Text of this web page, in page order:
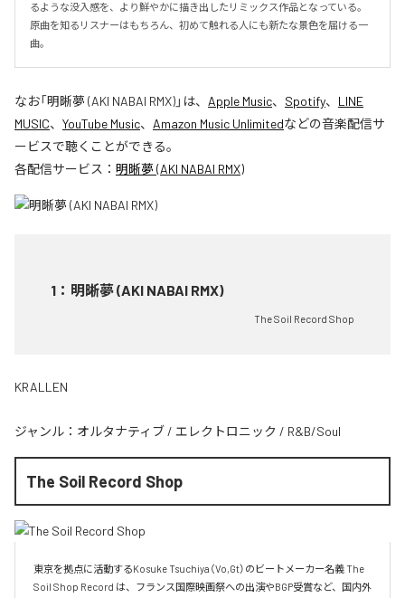
るような没入感を、より鮮やかに描き出したリミックス作品となっている。
原曲を知るリスナーはもちろん、初めて触れる人にも新たな景色を届ける一
曲。
なお「明晰夢 (AKI NABAI RMX)」は、 Apple Music、 Spotify、 LINE
MUSIC、 YouTube Music、 Amazon Music Unlimitedなどの音楽配信サ
ービスで聴くことができる。
各配信サービス： 明晰夢 (AKI NABAI RMX)
1 ： 明晰夢 (AKI NABAI RMX)
The Soil Record Shop
KRALLEN
ジャンル： オルタナティブ / エレクトロニック / R&B/Soul
The Soil Record Shop
東京を拠点に活動するKosuke Tsuchiya（Vo,Gt）のビートメーカー名義 The
Soil Shop Record は、フランス国際映画祭への出演やBGP受賞など、国内外